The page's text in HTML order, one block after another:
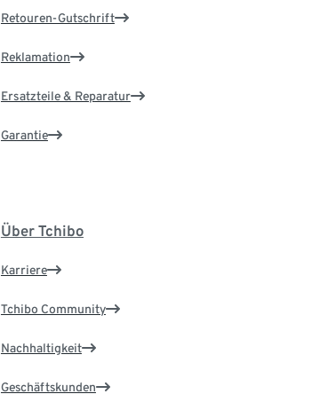
Retouren-Gutschrift
Reklamation
Ersatzteile & Reparatur
Garantie
Über Tchibo
Karriere
Tchibo Community
Nachhaltigkeit
Geschäftskunden